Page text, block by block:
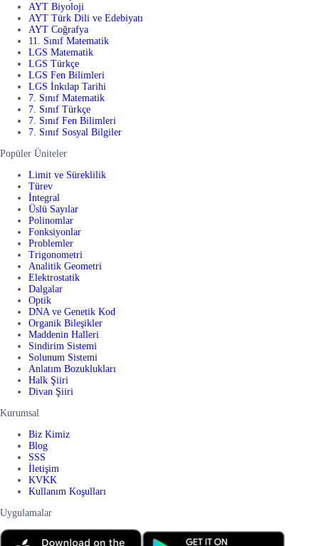
AYT Biyoloji
AYT Türk Dili ve Edebiyatı
AYT Coğrafya
11. Sınıf Matematik
LGS Matematik
LGS Türkçe
LGS Fen Bilimleri
LGS İnkılap Tarihi
7. Sınıf Matematik
7. Sınıf Türkçe
7. Sınıf Fen Bilimleri
7. Sınıf Sosyal Bilgiler
Popüler Üniteler
Limit ve Süreklilik
Türev
İntegral
Üslü Sayılar
Polinomlar
Fonksiyonlar
Problemler
Trigonometri
Analitik Geometri
Elektrostatik
Dalgalar
Optik
DNA ve Genetik Kod
Organik Bileşikler
Maddenin Halleri
Sindirim Sistemi
Solunum Sistemi
Anlatım Bozuklukları
Halk Şiiri
Divan Şiiri
Kurumsal
Biz Kimiz
Blog
SSS
İletişim
KVKK
Kullanım Koşulları
Uygulamalar